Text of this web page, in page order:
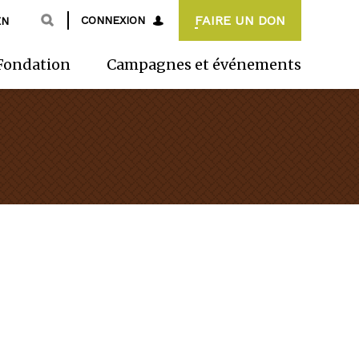
CONNEXION FAIRE UN DON
Campagnes et événements